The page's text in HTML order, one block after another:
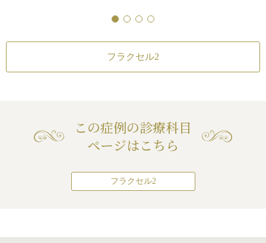
フラクセル2
この症例の診療科目
ページはこちら
フラクセル2